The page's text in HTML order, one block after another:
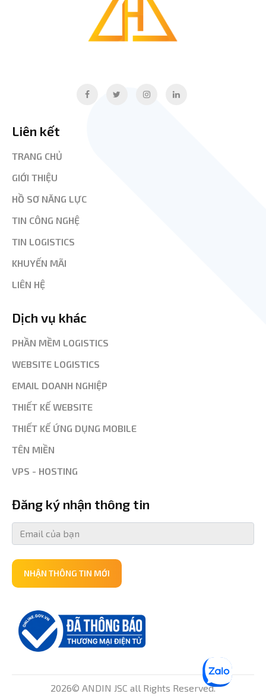
Liên kết
TRANG CHỦ
GIỚI THIỆU
HỒ SƠ NĂNG LỰC
TIN CÔNG NGHỆ
TIN LOGISTICS
KHUYẾN MÃI
LIÊN HỆ
Dịch vụ khác
PHẦN MỀM LOGISTICS
WEBSITE LOGISTICS
EMAIL DOANH NGHIỆP
THIẾT KẾ WEBSITE
THIẾT KẾ ỨNG DỤNG MOBILE
TÊN MIỀN
VPS - HOSTING
Đăng ký nhận thông tin
NHẬN THÔNG TIN MỚI
2026© ANDIN JSC all Rights Reserved.